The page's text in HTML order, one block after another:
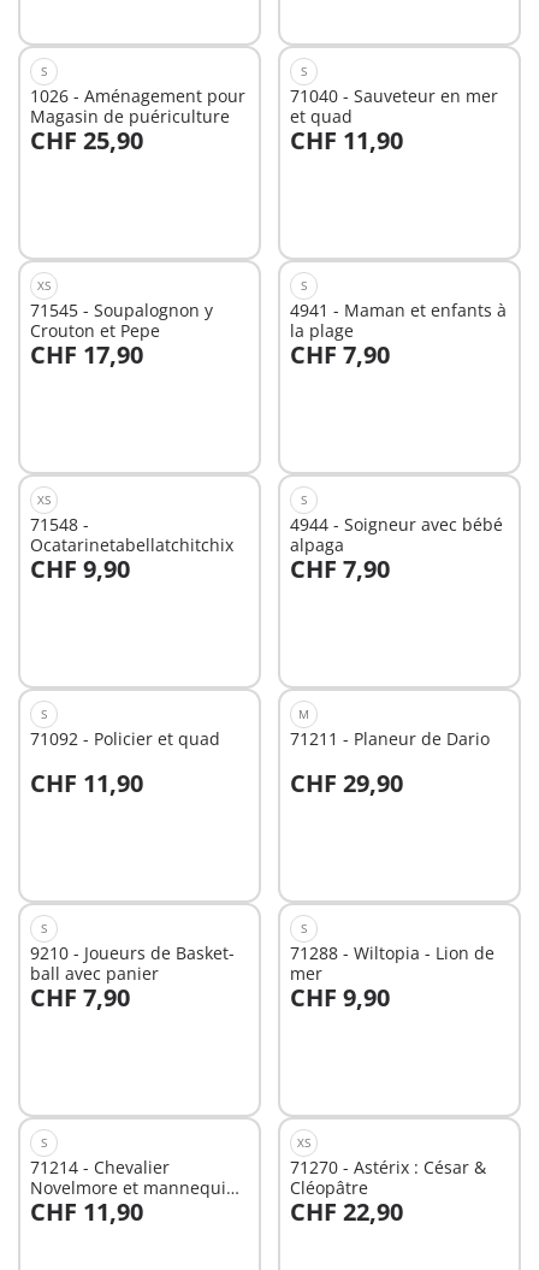
S
1026 - Aménagement pour
Magasin de puériculture
CHF 25,90
Au panier
S
71040 - Sauveteur en mer
et quad
CHF 11,90
Au panier
XS
71545 - Soupalognon y
Crouton et Pepe
CHF 17,90
Au panier
S
4941 - Maman et enfants à
la plage
CHF 7,90
Au panier
XS
71548 -
Ocatarinetabellatchitchix
CHF 9,90
Au panier
S
4944 - Soigneur avec bébé
alpaga
CHF 7,90
Au panier
S
71092 - Policier et quad
CHF 11,90
Au panier
M
71211 - Planeur de Dario
CHF 29,90
S
9210 - Joueurs de Basket-
ball avec panier
CHF 7,90
S
71288 - Wiltopia - Lion de
mer
CHF 9,90
S
71214 - Chevalier
Novelmore et mannequin
d'entrainement
CHF 11,90
XS
71270 - Astérix : César &
Cléopâtre
CHF 22,90